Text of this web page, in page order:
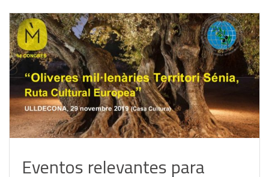
Eventos relevantes para